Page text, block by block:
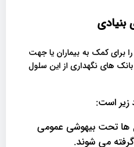
بنیادی
برای کمک به بیماران یا جهت
های نگهداری از این سلول
زیر است:
ها تحت بیهوشی عمومی
می شوند.